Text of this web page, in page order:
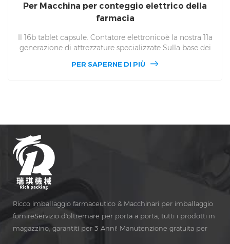
Per Macchina per conteggio elettrico della
farmacia
Il 16b tablet capsule. Contatore elettronicoè la nostra 11a
generazione di attrezzature specializzate Sulla base dei
nostro gruppo ha sviluppato il 16b conteggio elettronico
PER SAPERNE DI PIÙ
Ricco imballaggio farmaceutico & Macchinari per imballaggio
fornireServizio d'oltremare per porta a porta, tutti i prodotti in
magazzino, garantiti per 3 Anni! Manutenzione gratuita per